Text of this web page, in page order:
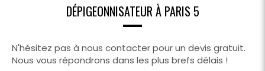
DÉPIGEONNISATEUR À PARIS 5
N'hésitez pas à nous contacter pour un devis gratuit.
Nous vous répondrons dans les plus brefs délais !